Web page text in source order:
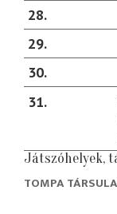
28
29
30
31
Játszóhelyek,
TOMPA